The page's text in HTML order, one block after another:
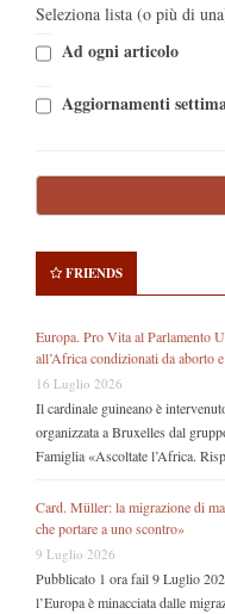
Seleziona lista (o più di
Ad ogni articolo
Aggiornamenti
FRIENDS
Europa. Pro Vita al Parlamento
all’Africa condizionati da aborto
16 Luglio 2026
Il cardinale guineano è
organizzata a Bruxelles dal
Famiglia «Ascoltate l’Africa.
Card. Müller: la migrazione di
che portare a uno scontro»
9 Luglio 2026
Pubblicato 1 ora fail 9 Luglio
l’Europa è minacciata dalle